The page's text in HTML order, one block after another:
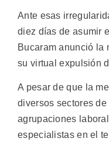
Ante esas
diez días de asumir
Bucaram anunció la
su virtual expulsión
A pesar de que la
diversos sectores
agrupaciones
especialistas en el